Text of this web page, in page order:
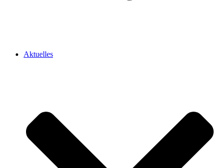
Aktuelles